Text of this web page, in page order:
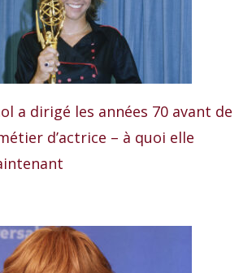
a dirigé les années 70 avant de
d’actrice – à quoi elle